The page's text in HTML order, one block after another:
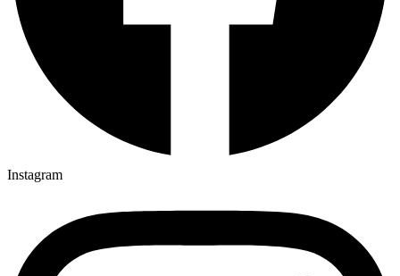
Instagram